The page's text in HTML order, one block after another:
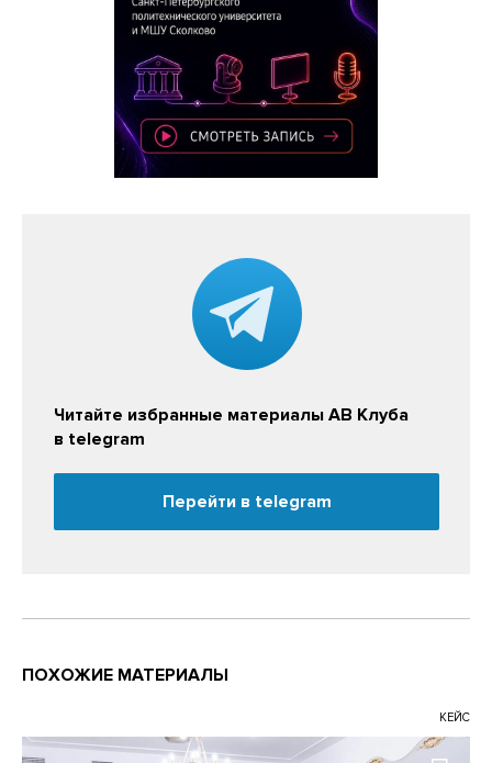
Читайте избранные материалы АВ Клуба
в telegram
Перейти в telegram
ПОХОЖИЕ МАТЕРИАЛЫ
КЕЙС